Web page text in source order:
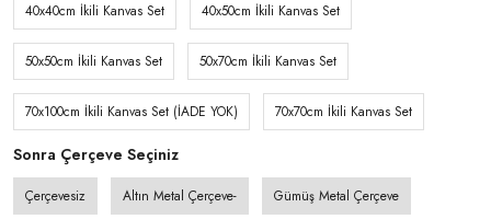
40x40cm İkili Kanvas Set 40x50cm İkili Kanvas Set
50x50cm İkili Kanvas Set 50x70cm İkili Kanvas Set
70x100cm İkili Kanvas Set (İADE YOK) 70x70cm İkili Kanvas Set
Sonra Çerçeve Seçiniz
Çerçevesiz Altın Metal Çerçeve- Gümüş Metal Çerçeve